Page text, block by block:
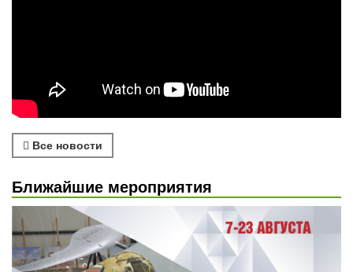
Все новости
Ближайшие мероприятия